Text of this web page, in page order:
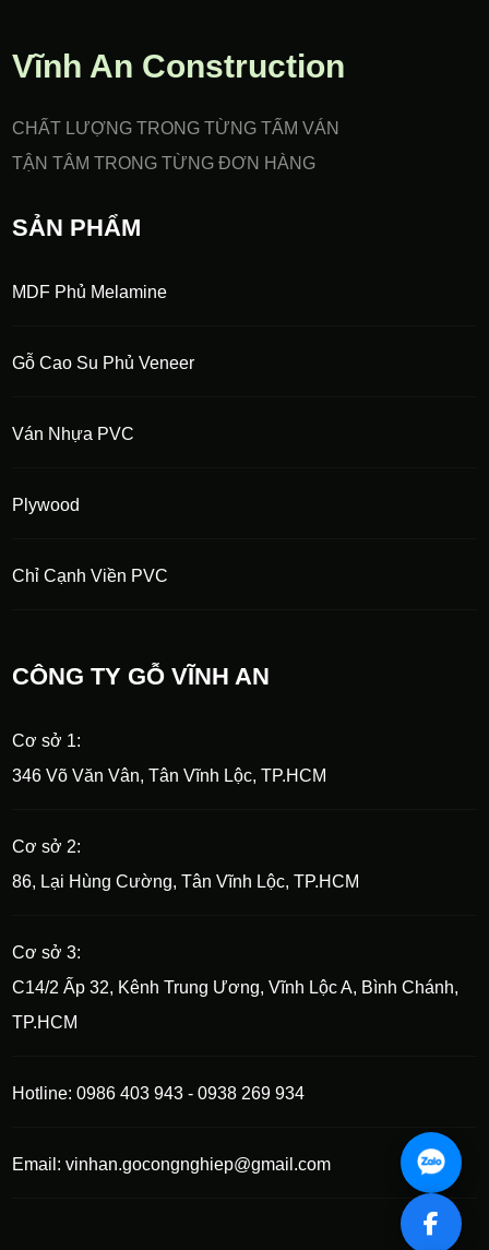
Vĩnh An Construction
CHẤT LƯỢNG TRONG TỪNG TẤM VÁN
TẬN TÂM TRONG TỪNG ĐƠN HÀNG
SẢN PHẨM
MDF Phủ Melamine
Gỗ Cao Su Phủ Veneer
Ván Nhựa PVC
Plywood
Chỉ Cạnh Viền PVC
CÔNG TY GỖ VĨNH AN
Cơ sở 1:
346 Võ Văn Vân, Tân Vĩnh Lộc, TP.HCM
Cơ sở 2:
86, Lại Hùng Cường, Tân Vĩnh Lộc, TP.HCM
Cơ sở 3:
C14/2 Ấp 32, Kênh Trung Ương, Vĩnh Lộc A, Bình Chánh,
TP.HCM
Hotline: 0986 403 943 - 0938 269 934
Email: vinhan.gocongnghiep@gmail.com